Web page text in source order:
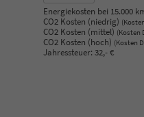
Energiekosten bei 15.000
CO2 Kosten (niedrig)
CO2 Kosten (mittel) (Kosten
CO2 Kosten (hoch) (Kosten
Jahressteuer: 32,- €